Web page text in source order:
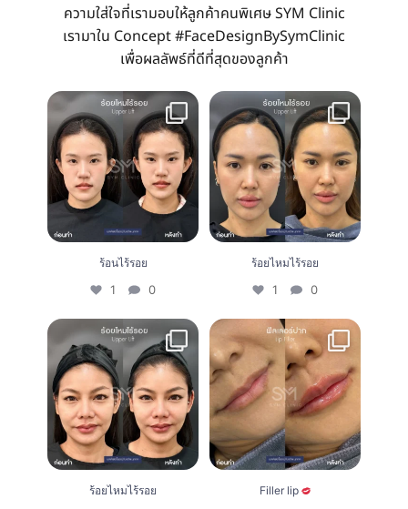
ความใส่ใจที่เรามอบให้ลูกค้าคนพิเศษ SYM Clinic
เรามาใน Concept #FaceDesignBySymClinic
เพื่อผลลัพธ์ที่ดีที่สุดของลูกค้า
ร้อนไร้รอย
1 0
ร้อนไร้รอย
1 0
ร้อยไหมไร้รอย
1
ร้อยไหมไร้รอย
1 0
ร้อยไหมไร้รอย
1 0
ร้อยไหมไร้รอย
Filler lip
0 0
Filler lip